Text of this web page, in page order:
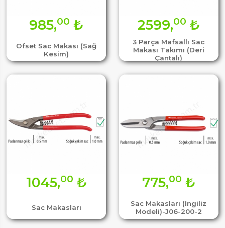
Ofset Sac Makası (Sağ
Kesim)
985,00 ₺
3 Parça Mafsallı Sac
Makası Takımı (Deri
Çantalı)
2599,00 ₺
Sac Makasları
1045,00 ₺
Sac Makasları (Ingiliz
Modeli)-J06-200-2
775,00 ₺